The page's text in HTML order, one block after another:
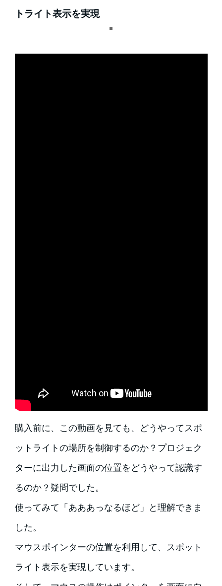
トライト表示を実現
購入前に、この動画を見ても、どうやってスポ
ットライトの場所を制御するのか？プロジェク
ターに出力した画面の位置をどうやって認識す
るのか？疑問でした。
使ってみて「あああっなるほど」と理解できま
した。
マウスポインターの位置を利用して、スポット
ライト表示を実現しています。